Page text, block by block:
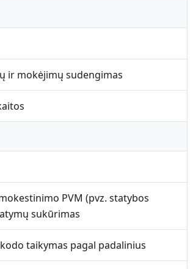
ir mokėjimų sudengimas
PVM (pvz. statybos
sukūrimas
taikymas pagal padalinius